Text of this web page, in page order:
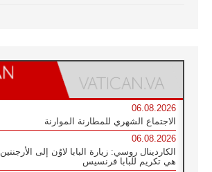
06.08.2026
الاجتماع الشهري للمطارنة الموارنة
06.08.2026
الكاردينال روسي: زيارة البابا لاوُن إلى الأرجنتين
هي تكريم للبابا فرنسيس